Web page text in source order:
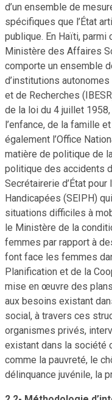
d’un ensemble de
spécifiques que l’État
publique. En Haïti,
Ministère des Affaires
comporte un ensemble
d’institutions
et de Recherches
de la loi du 4 juillet
l’enfance, de la famille
également l’Office
matière de politique de
politique des accidents
Secrétairerie d’État
Handicapées (SEIPH)
situations difficiles à
le Ministère de la
femmes par rapport à
font face les femmes
Planification et de la
mise en œuvre des
aux besoins existant
social, à travers ces
organismes privés,
existant dans la société
comme la pauvreté, le
délinquance juvénile, la